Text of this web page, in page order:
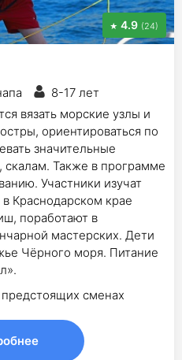
4.9 (24)
8-17 лет
вязать морские узлы и
ориентироваться по
значительные
Также в программе
Участники изучат
Краснодарском крае
поработают в
мастерских. Дети
Чёрного моря. Питание
сменах